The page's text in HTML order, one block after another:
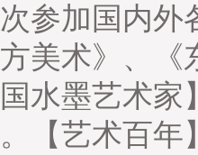
参加国内外
美术》、《
水墨艺术
【艺术百年